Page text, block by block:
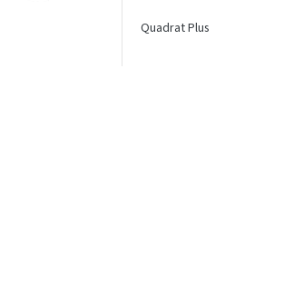
Quadrat Plus